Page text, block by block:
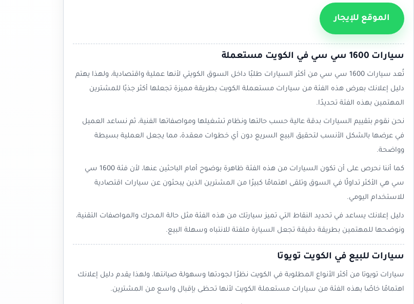
الموقع للإيجار
سيارات 1600 سي سي في الكويت مستعملة
تُعد سيارات 1600 سي سي من أكثر السيارات طلبًا داخل السوق الكويتي لأنها عملية واقتصادية، ولهذا يهتم
دليل إعلانك بعرض هذه الفئة من سيارات مستعملة الكويت بطريقة مميزة تجعلها أكثر جذبًا للمشترين
المهتمين بهذه الفئة تحديدًا.
نحن نقوم بتقييم السيارات بدقة عالية حسب حالتها ونظام تشغيلها ومواصفاتها الفنية، ثم نساعد العميل
في عرضها بالشكل الأنسب لتحقيق البيع السريع دون أي خطوات معقدة، مما يجعل العملية بسيطة
وواضحة.
كما أننا نحرص على أن تكون السيارات من هذه الفئة ظاهرة بوضوح أمام الباحثين عنها، لأن فئة 1600 سي
سي هي الأكثر تداولًا في السوق وتلقى اهتمامًا كبيرًا من المشترين الذين يبحثون عن سيارات اقتصادية
للاستخدام اليومي.
دليل إعلانك يساعد في تحديد النقاط التي تميز سيارتك من هذه الفئة مثل حالة المحرك والمواصفات التقنية،
ونوضحها للمهتمين بطريقة دقيقة تجعل السيارة ملفتة للانتباه وسهلة البيع.
سيارات للبيع في الكويت تويوتا
سيارات تويوتا من أكثر الأنواع المطلوبة في الكويت نظرًا لجودتها وسهولة صيانتها، ولهذا يقدم دليل إعلانك
اهتمامًا خاصًا بهذه الفئة من سيارات مستعملة الكويت لأنها تحظى بإقبال واسع من المشترين.